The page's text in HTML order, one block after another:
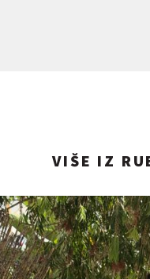
VIŠE IZ